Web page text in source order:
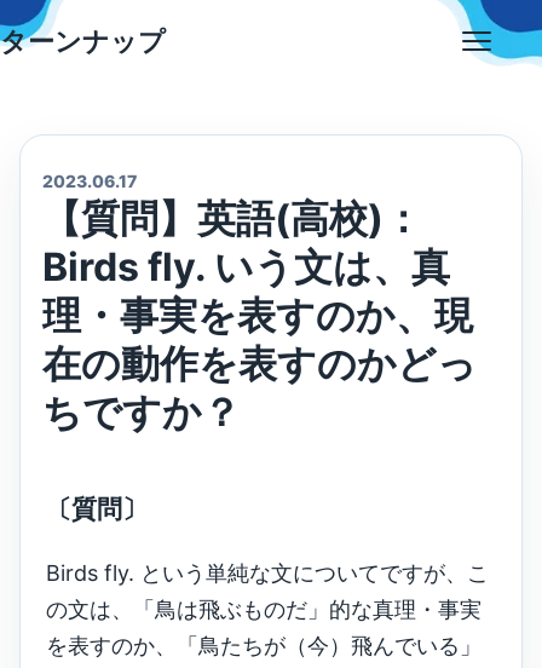
Skip
to
ターンナップ
2023.06.17
【質問】英語(高校)：
Birds fly. いう文は、真
理・事実を表すのか、現
在の動作を表すのかどっ
ちですか？
〔質問〕
Birds fly. という単純な文についてですが、こ
の文は、「鳥は飛ぶものだ」的な真理・事実
を表すのか、「鳥たちが（今）飛んでいる」